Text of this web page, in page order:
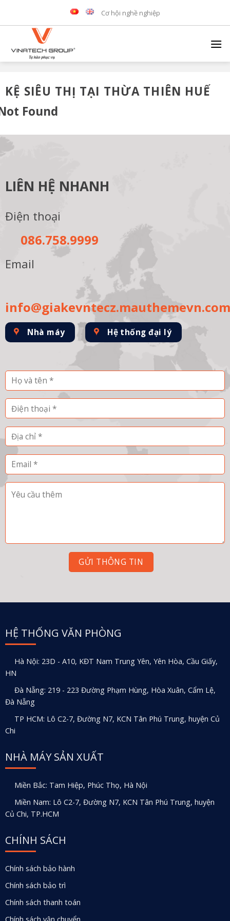
Cơ hội nghề nghiệp
KỆ SIÊU THỊ TẠI THỪA THIÊN HUẾ
Found
LIÊN HỆ NHANH
Điện thoại
086.758.9999
Email
info@giakevntecz.mauthemevn.com
Nhà máy Hệ thống đại lý
HỆ THỐNG VĂN PHÒNG
Hà Nội: 23D - A10, KĐT Nam Trung Yên, Yên Hòa, Cầu Giấy,
HN
Đà Nẵng: 219 - 223 Đường Phạm Hùng, Hòa Xuân, Cẩm Lệ,
Đà Nẵng
TP HCM: Lô C2-7, Đường N7, KCN Tân Phú Trung, huyện Củ
Chi
NHÀ MÁY SẢN XUẤT
Miền Bắc: Tam Hiệp, Phúc Thọ, Hà Nội
Miền Nam: Lô C2-7, Đường N7, KCN Tân Phú Trung, huyện
Củ Chi, TP.HCM
CHÍNH SÁCH
Chính sách bảo hành
Chính sách bảo trì
Chính sách thanh toán